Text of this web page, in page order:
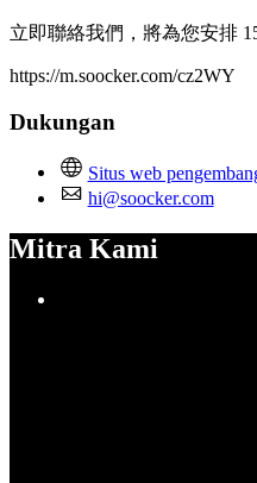
立即聯絡我們，將為您安排
https://m.soocker.com/cz2WY
Dukungan
Situs web
hi@soocker.com
Mitra Kami